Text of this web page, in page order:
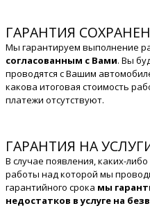
ГАРАНТИЯ
Мы гарантируем выполнение
согласованным с Вами. Вы
проводятся с Вашим
какова итоговая стоимость
платежи отсутствуют.
ГАРАНТИЯ НА
В случае появления, каких-
работы над которой мы
гарантийного срока мы
недостатков в услуге на